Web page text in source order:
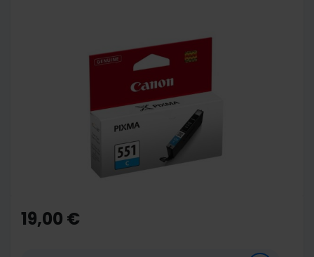
the
beginning
19,00 €